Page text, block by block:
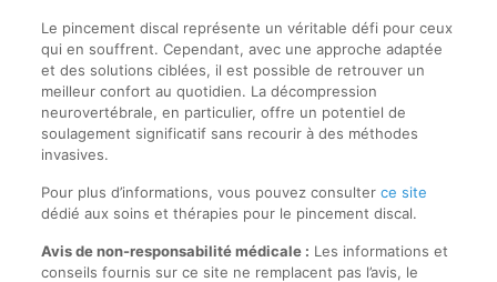
Le pincement discal représente un véritable défi pour ceux
qui en souffrent. Cependant, avec une approche adaptée
et des solutions ciblées, il est possible de retrouver un
meilleur confort au quotidien. La décompression
neurovertébrale, en particulier, offre un potentiel de
soulagement significatif sans recourir à des méthodes
invasives.
Pour plus d’informations, vous pouvez consulter ce site
dédié aux soins et thérapies pour le pincement discal.
Avis de non-responsabilité médicale : Les informations et
conseils fournis sur ce site ne remplacent pas l’avis, le